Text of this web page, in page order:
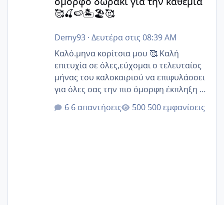
🥰🍒🍉🏝️🏖️🥰
Demy93· Δευτέρα στις 08:39 AM
Καλό.μηνα κορίτσια μου 🥰 Καλή
επιτυχία σε όλες,εύχομαι ο τελευταίος
μήνας του καλοκαιριού να επιφυλάσσει
για όλες σας την πιο όμορφη έκπληξη 🧿
@Elk @Melikara86 @Παρασκευαιδου
@Zenia z @melitiniღ @Christi.D.
6 απαντήσεις 500 εμφανίσεις